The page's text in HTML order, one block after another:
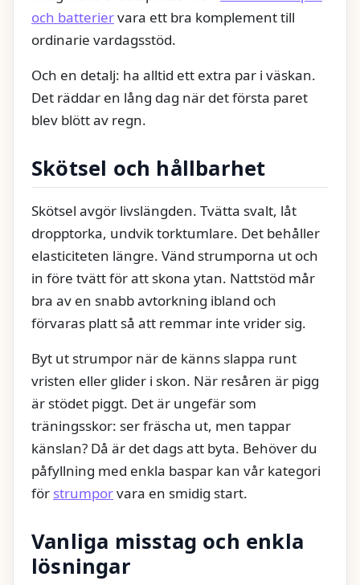
och batteriervara ett bra komplement till
ordinarie vardagsstöd.
Och en detalj: ha alltid ett extra par i väskan.
Det räddar en lång dag när det första paret
blev blött av regn.
Skötsel och hållbarhet
Skötsel avgör livslängden. Tvätta svalt, låt
dropptorka, undvik torktumlare. Det behåller
elasticiteten längre. Vänd strumporna ut och
in före tvätt för att skona ytan. Nattstöd mår
bra av en snabb avtorkning ibland och
förvaras platt så att remmar inte vrider sig.
Byt ut strumpor när de känns slappa runt
vristen eller glider i skon. När resåren är pigg
är stödet piggt. Det är ungefär som
träningsskor: ser fräscha ut, men tappar
känslan? Då är det dags att byta. Behöver du
påfyllning med enkla baspar kan vår kategori
för strumporvara en smidig start.
Vanliga misstag och enkla
lösningar